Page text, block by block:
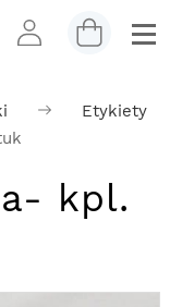
Etykiety
kpl.